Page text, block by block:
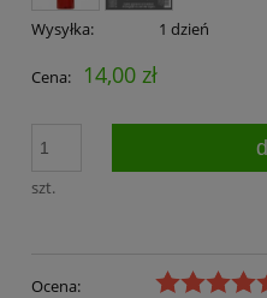
Wysyłka: 1 dzień
Cena: 14,00 zł
szt.
Ocena: